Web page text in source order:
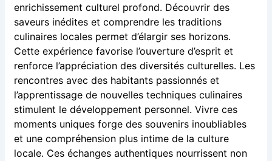
enrichissement culturel profond. Découvrir des
saveurs inédites et comprendre les traditions
culinaires locales permet d’élargir ses horizons.
Cette expérience favorise l’ouverture d’esprit et
renforce l’appréciation des diversités culturelles. Les
rencontres avec des habitants passionnés et
l’apprentissage de nouvelles techniques culinaires
stimulent le développement personnel. Vivre ces
moments uniques forge des souvenirs inoubliables
et une compréhension plus intime de la culture
locale. Ces échanges authentiques nourrissent non